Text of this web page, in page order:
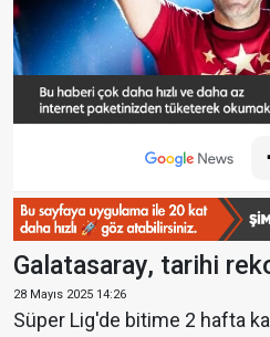
Galatasaray, tarihi
28 Mayıs 2025 14:26
Süper Lig'de bitime 2 hafta